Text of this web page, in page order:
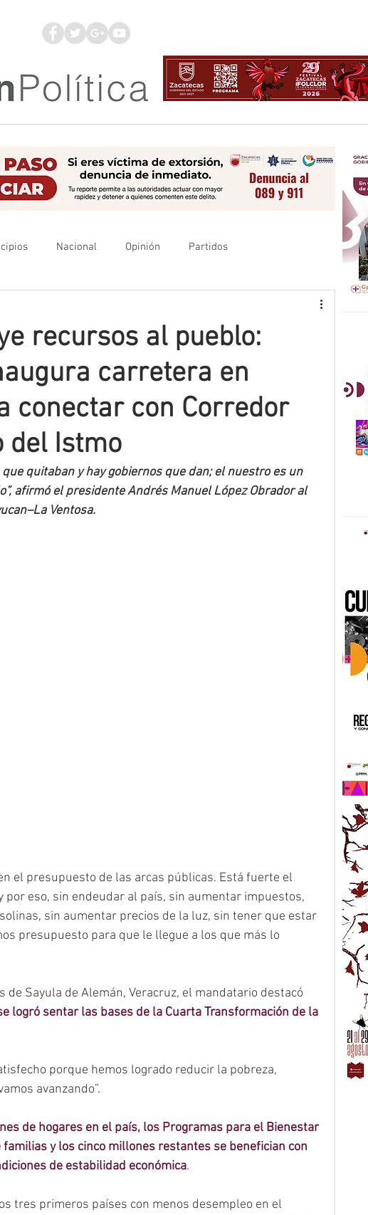
Nacional Opinión Partidos
recursos al pueblo:
carretera en
conectar con Corredor
del Istmo
que quitaban y hay gobiernos que dan; el nuestro es un
afirmó el presidente Andrés Manuel López Obrador al
Ventosa.
el presupuesto de las arcas públicas. Está fuerte el
por eso, sin endeudar al país, sin aumentar impuestos,
sin aumentar precios de la luz, sin tener que estar
presupuesto para que le llegue a los que más lo
de Sayula de Alemán, Veracruz, el mandatario destacó
logró sentar las bases de la Cuarta Transformación de la
porque hemos logrado reducir la pobreza,
avanzando”.
de hogares en el país, los Programas para el Bienestar
y los cinco millones restantes se benefician con
de estabilidad económica.
tres primeros países con menos desempleo en el